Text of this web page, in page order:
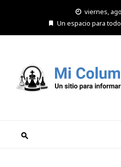
viernes,
Un espacio para